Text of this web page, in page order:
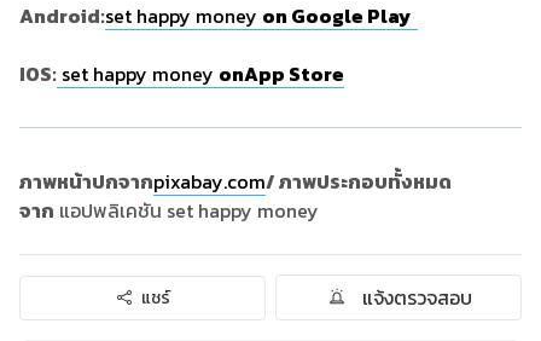
Android:set happy money on Google Play
IOS: set happy money onApp Store
ภาพหน้าปกจากpixabay.com/ ภาพประกอบทั้งหมด
จาก แอปพลิเคชัน set happy money
แชร์ แจ้งตรวจสอบ